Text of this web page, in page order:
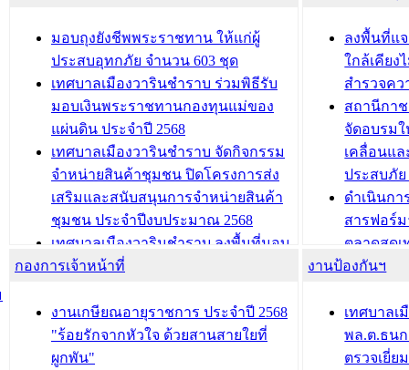
บทความ อื่นๆ ...
เทศบาลเมืองวารินชำราบ ร่วมการ
ประชุมวิชาการระดับนานาชาติและ
นิทรรศการด้านนวัตกรรมท้องถิ่น 2568
และรับรางวัลทีมนักวิจัยดีเด่นจาก
นวัตกรรมโครงการทะเบียนภาษีป้าย
ประชุมผู้เช่าอาคารพาณิชย์ บริเวณ
ถนนเกษมสุขและถนนประทุมเทพภักดี
บทความ อื่นๆ ...
เทศบาล
รับฟังคว
ผังเมือง
วารินชำ
เทศบาล
ซักซ้อมแ
ประโยช
บทความ อื่นๆ ...
มอบถุงยังชีพพระราชทาน ให้แก่ผู้
ประสบอุทกภัย จำนวน 603 ชุด
เทศบาลเมืองวารินชำราบ ร่วมพิธีรับ
มอบเงินพระราชทานกองทุนแม่ของ
แผ่นดิน ประจำปี 2568
เทศบาลเมืองวารินชำราบ จัดกิจกรรม
จำหน่ายสินค้าชุมชน ปิดโครงการส่ง
เสริมและสนับสนุนการจำหน่ายสินค้า
ชุมชน ประจำปีงบประมาณ 2568
เทศบาลเมืองวารินชำราบ ลงพื้นที่มอบ
น้ำดื่มแก่ผู้พักอาศัย ณ ศูนย์พักพิง
กองสวัสดิการสังคม เทศบาลเมือง
วารินชำราบ จัดโครงการอบรมอาชีพ
ระยะสั้น ประจำปี 2568 (หลักสูตรการ
ลงพื้นที่แ
ใกล้เคียง
สำรวจค
สถานีกา
จัดอบรม
เคลื่อนแ
ประสบภั
ดำเนินกา
สารฟอร์
ตลาดสดเ
วารินชำร
ถนนแก่เ
เด็กเล็ก
เทศบาลเ
กองการเจ้าหน้าที่
งานเกษียณอายุราชการ ประจำปี 2568
"ร้อยรักจากหัวใจ ด้วยสานสายใยที่
ผูกพัน"
งานป้องกันฯ
เทศบาลเ
พล.ต.ธน
ตรวจเยี่ย